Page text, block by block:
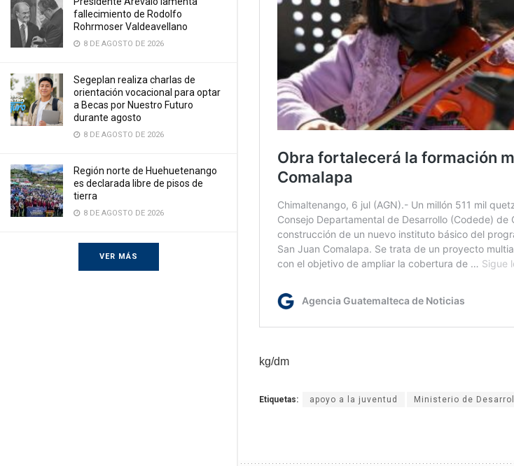
fallecimiento de Rodolfo
Rohrmoser Valdeavellano
8 DE AGOSTO DE 2026
Segeplan realiza charlas de
orientación vocacional para optar
a Becas por Nuestro Futuro
durante agosto
8 DE AGOSTO DE 2026
Región norte de Huehuetenango
es declarada libre de pisos de
tierra
8 DE AGOSTO DE 2026
VER MÁS
kg/dm
Etiquetas: apoyo a la juventud Ministerio de